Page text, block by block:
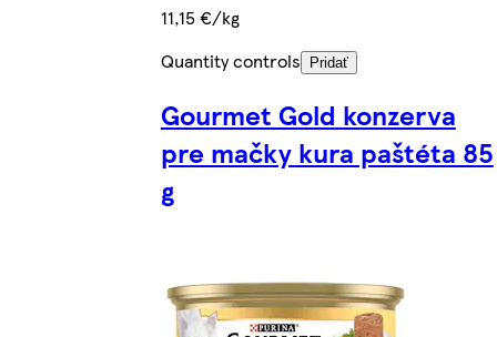
11,15 €/kg
Quantity controls
Pridať
Gourmet Gold konzerva
pre mačky kura paštéta 85
g